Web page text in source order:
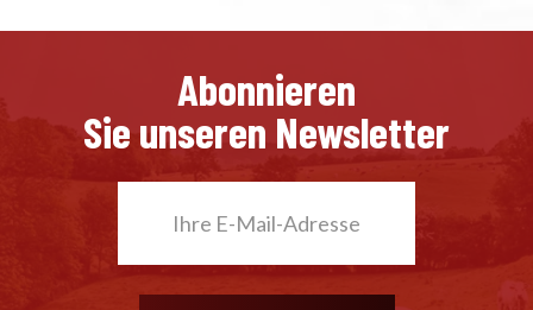
Abonnieren
Sie unseren Newsletter